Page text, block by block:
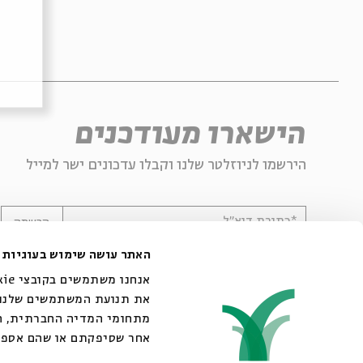
האתר עושה שימוש בעוגיות
את תנועת המשתמשים
מתחומי המדיה החברתית,
אחר שסיפקתם או שהם
הישארו מעודכנים
הירשמו לניוזלטר שלנו וקבלו עדכונים ישר למייל
*כתובת דוא"ל הרשמה